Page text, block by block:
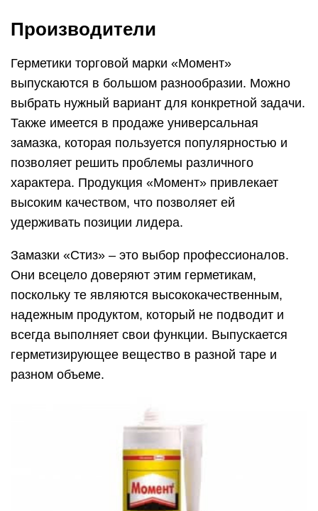
Производители
Герметики торговой марки «Момент»
выпускаются в большом разнообразии. Можно
выбрать нужный вариант для конкретной задачи.
Также имеется в продаже универсальная
замазка, которая пользуется популярностью и
позволяет решить проблемы различного
характера. Продукция «Момент» привлекает
высоким качеством, что позволяет ей
удерживать позиции лидера.
Замазки «Стиз» – это выбор профессионалов.
Они всецело доверяют этим герметикам,
поскольку те являются высококачественным,
надежным продуктом, который не подводит и
всегда выполняет свои функции. Выпускается
герметизирующее вещество в разной таре и
разном объеме.